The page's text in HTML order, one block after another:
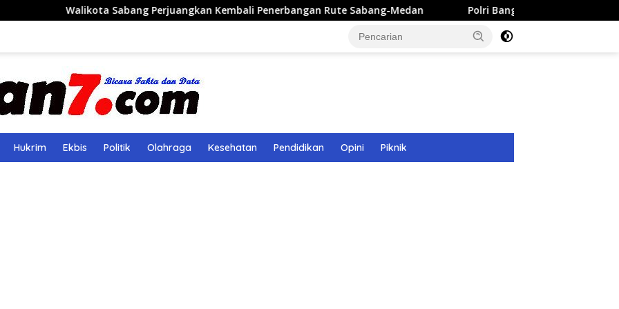
Sabang Perjuangkan Kembali Penerbangan Rute Sabang-Medan Polri Bangun 40 Titik Sumur Bor untuk Warga
Hukrim Ekbis Politik Olahraga Kesehatan Pendidikan Opini Piknik